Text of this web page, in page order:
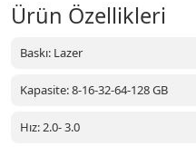
Ürün Özellikleri
Baskı: Lazer
Kapasite: 8-16-32-64-128 GB
Hız: 2.0- 3.0